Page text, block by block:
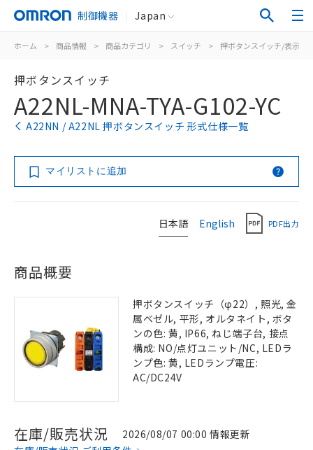
制御機器 Japan
ホーム > 商品情報 > 商品カテゴリ > スイッチ > 押ボタンスイッチ/表示灯
押ボタンスイッチ
A22NL-MNA-TYA-G102-YC
A22NN / A22NL 押ボタンスイッチ 形式仕様一覧
マイリストに追加
日本語 English PDF出力
商品概要
押ボタンスイッチ（φ22）, 照光, 金
属ベゼル, 平形, オルタネイト, ボタ
ンの色: 黄, IP66, ねじ端子台, 接点
構成: NO/点灯ユニット/NC, LEDラ
ンプ色: 黄, LEDランプ電圧:
AC/DC24V
在庫/販売状況
2026/08/07 00:00 情報更新